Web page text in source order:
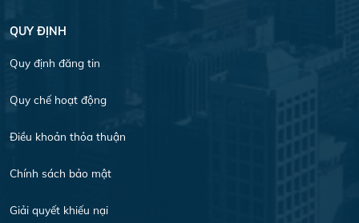
QUY ĐỊNH
Quy định đăng tin
Quy chế hoạt động
Điều khoản thỏa thuận
Chính sách bảo mật
Giải quyết khiếu nại